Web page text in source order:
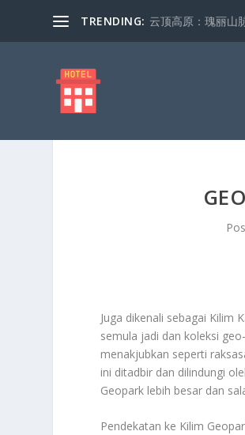
TRENDING: 云顶高原：瑰丽山
Juga dikenali sebagai Kilim
semula jadi dan koleksi
menakjubkan seperti
ini ditadbir dan dilindungi
Geopark lebih besar dan
Pendekatan ke Kilim